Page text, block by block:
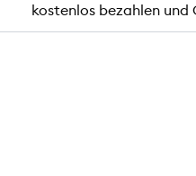
kostenlos bezahlen